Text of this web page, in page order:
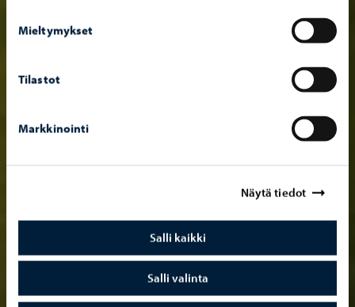
Mieltymykset
Tilastot
Markkinointi
Näytä tiedot
Salli kaikki
Salli valinta